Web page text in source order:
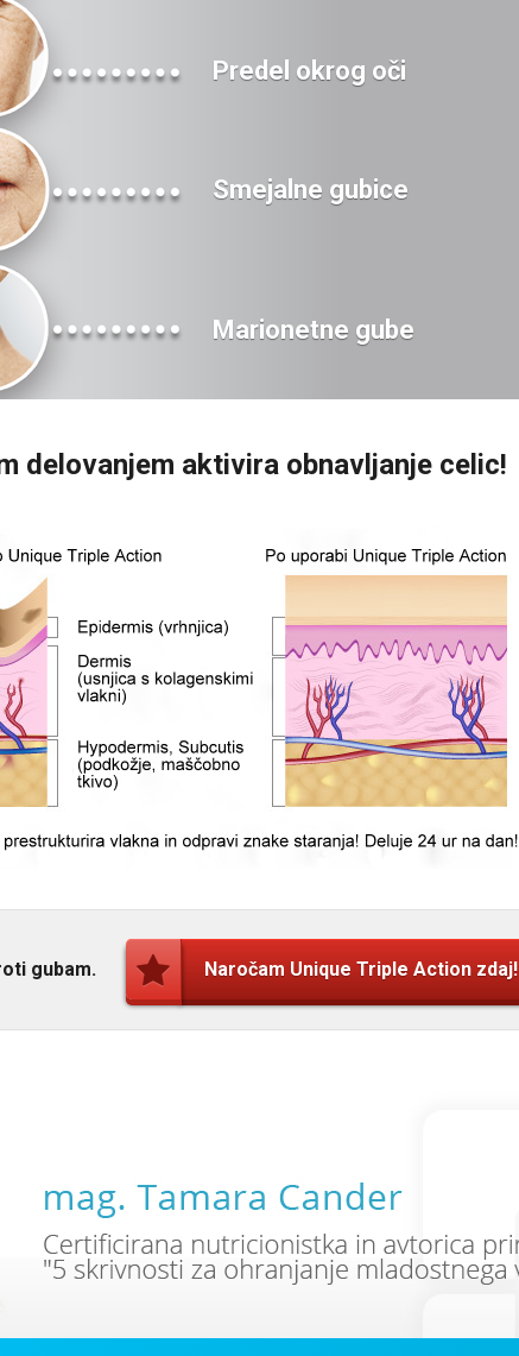
Predel okrog oči
Smejalne gubice
Marionetne gube
delovanjem aktivira obnavljanje celic!
gubam. Naročam Unique Triple Action zdaj!